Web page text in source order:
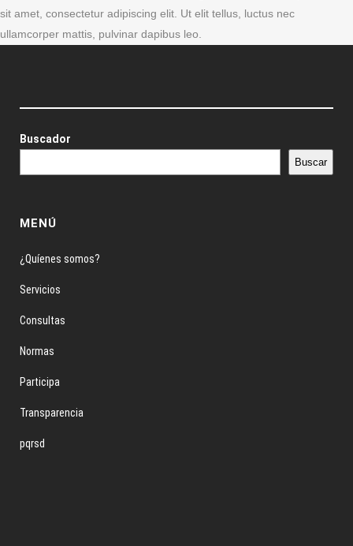
sit amet, consectetur adipiscing elit. Ut elit tellus, luctus nec
ullamcorper mattis, pulvinar dapibus leo.
Buscador
Buscar
MENÚ
¿Quíenes somos?
Servicios
Consultas
Normas
Participa
Transparencia
pqrsd